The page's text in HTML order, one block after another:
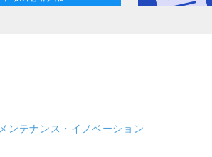
メンテナンス・イノベーション